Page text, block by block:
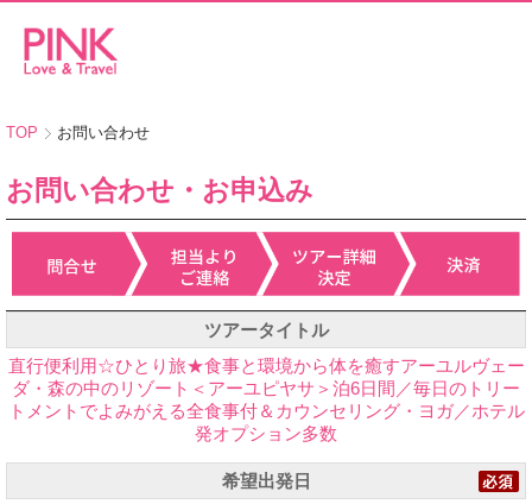
TOP お問い合わせ
お問い合わせ・お申込み
ツアータイトル
直行便利用☆ひとり旅★食事と環境から体を癒すアーユルヴェー
ダ・森の中のリゾート＜アーユピヤサ＞泊6日間／毎日のトリー
トメントでよみがえる全食事付＆カウンセリング・ヨガ／ホテル
発オプション多数
希望出発日